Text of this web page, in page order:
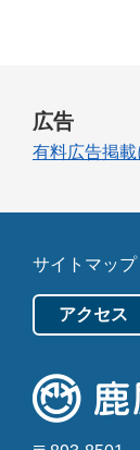
広告
有料広告掲載
サイトマップ
アクセス